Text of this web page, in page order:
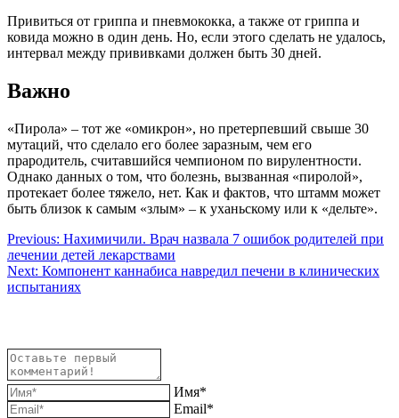
Привиться от гриппа и пневмококка, а также от гриппа и
ковида можно в один день. Но, если этого сделать не удалось,
интервал между прививками должен быть 30 дней.
Важно
«Пирола» – тот же «омикрон», но претерпевший свыше 30
мутаций, что сделало его более заразным, чем его
прародитель, считавшийся чемпионом по вирулентности.
Однако данных о том, что болезнь, вызванная «пиролой»,
протекает более тяжело, нет. Как и фактов, что штамм может
быть близок к самым «злым» – к уханьскому или к «дельте».
Навигация
по
записям
Previous: Нахимичили. Врач назвала 7 ошибок родителей при
лечении детей лекарствами
Next: Компонент каннабиса навредил печени в клинических
испытаниях
Имя*
Email*